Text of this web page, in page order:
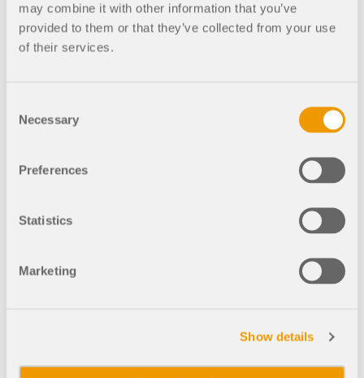
may combine it with other information that you’ve
provided to them or that they’ve collected from your use
of their services.
Selection
Necessary
Preferences
Statistics
Marketing
Show details
005672
RFEM 6
Modelado de Información para la Construcción (BIM)
información detallada sobre la API de Dlubal